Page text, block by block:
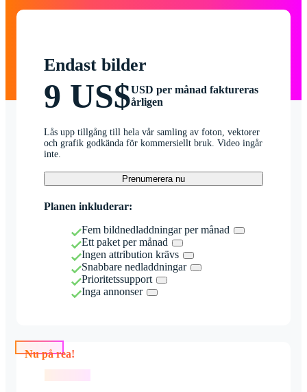
Endast bilder
9 US$USD per månad faktureras
årligen
Lås upp tillgång till hela vår samling av foton, vektorer
och grafik godkända för kommersiellt bruk. Video ingår
inte.
Prenumerera nu
Planen inkluderar:
Fem bildnedladdningar per månad
Ett paket per månad
Ingen attribution krävs
Snabbare nedladdningar
Prioritetssupport
Inga annonser
Nu på rea!